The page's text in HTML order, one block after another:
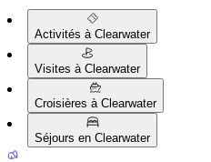
Activités à Clearwater
Visites à Clearwater
Croisières à Clearwater
Séjours en Clearwater